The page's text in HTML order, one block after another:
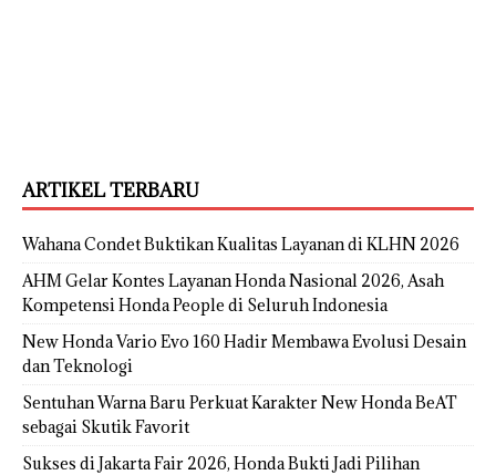
ARTIKEL TERBARU
Wahana Condet Buktikan Kualitas Layanan di KLHN 2026
AHM Gelar Kontes Layanan Honda Nasional 2026, Asah
Kompetensi Honda People di Seluruh Indonesia
New Honda Vario Evo 160 Hadir Membawa Evolusi Desain
dan Teknologi
Sentuhan Warna Baru Perkuat Karakter New Honda BeAT
sebagai Skutik Favorit
Sukses di Jakarta Fair 2026, Honda Bukti Jadi Pilihan